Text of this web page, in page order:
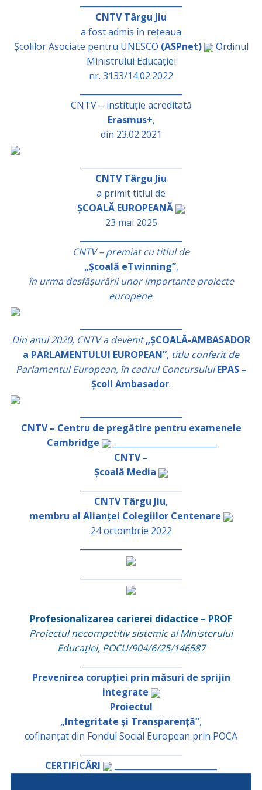
CNTV Târgu Jiu
a fost admis în rețeaua
Școlilor Asociate pentru UNESCO (ASPnet)
Ordinul
Ministrului Educației
nr. 3133/14.02.2022
CNTV – instituție acreditată
Erasmus+,
din 23.02.2021
CNTV Târgu Jiu
a primit titlul de
ȘCOALĂ EUROPEANĂ
23 mai 2025
CNTV – premiat cu titlul de
„Școală eTwinning”,
în urma desfășurării unor importante proiecte
europene.
Din anul 2020, CNTV a devenit „ȘCOALĂ-AMBASADOR
a PARLAMENTULUI EUROPEAN”, titlu conferit de
Parlamentul European, în cadrul Concursului EPAS –
Școli Ambasador.
CNTV – Centru de pregătire pentru examenele
Cambridge
_________________________
CNTV –
Școală Media
CNTV Târgu Jiu,
membru al Alianței Colegiilor Centenare
24 octombrie 2022
Profesionalizarea carierei didactice – PROF
Proiectul necompetitiv sistemic al Ministerului
Educației, POCU/904/6/25/146587
Prevenirea corupției prin măsuri de sprijin
integrate
Proiectul
„Integritate și Transparență”,
cofinanțat din Fondul Social European prin POCA
CERTIFICĂRI